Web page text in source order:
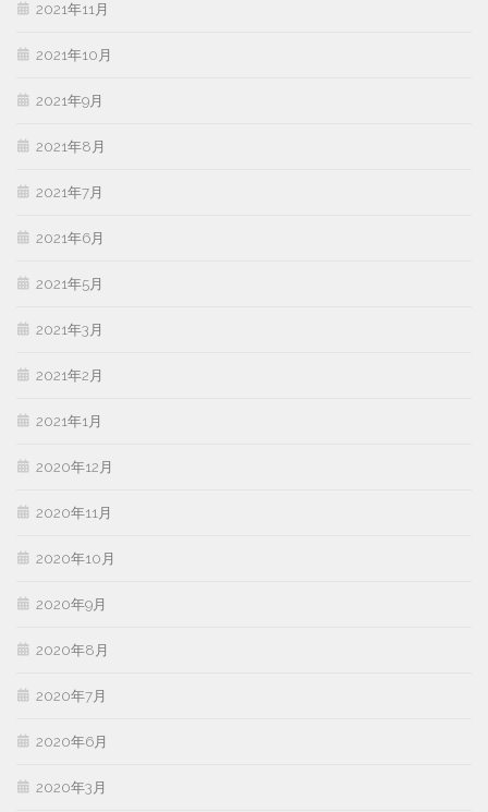
2021年11月
2021年10月
2021年9月
2021年8月
2021年7月
2021年6月
2021年5月
2021年3月
2021年2月
2021年1月
2020年12月
2020年11月
2020年10月
2020年9月
2020年8月
2020年7月
2020年6月
2020年3月